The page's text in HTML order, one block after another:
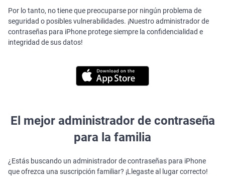
Por lo tanto, no tiene que preocuparse por ningún problema de
seguridad o posibles vulnerabilidades. ¡Nuestro administrador de
contraseñas para iPhone protege siempre la confidencialidad e
integridad de sus datos!
El mejor administrador de contraseña
para la familia
¿Estás buscando un administrador de contraseñas para iPhone
que ofrezca una suscripción familiar? ¡Llegaste al lugar correcto!